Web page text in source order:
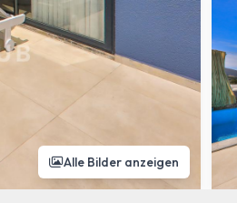
Alle Bilder anzeigen